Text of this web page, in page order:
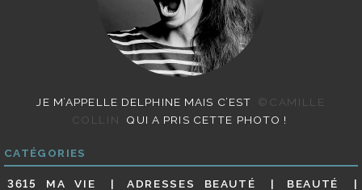
JE M’APPELLE DELPHINE MAIS C’EST
©CAMILLE
COLLIN
QUI A PRIS CETTE PHOTO !
CATÉGORIES
3615 MA VIE ADRESSES BEAUTÉ BEAUTÉ